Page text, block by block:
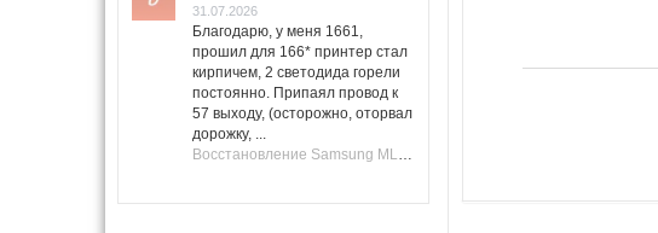
31.07.2026
Благодарю, у меня 1661,
прошил для 166* принтер стал
кирпичем, 2 светодида горели
постоянно. Припаял провод к
57 выходу, (осторожно, оторвал
дорожку, ...
Восстановление Samsung ML-1661, ML-1666 после не удачной прошивки.